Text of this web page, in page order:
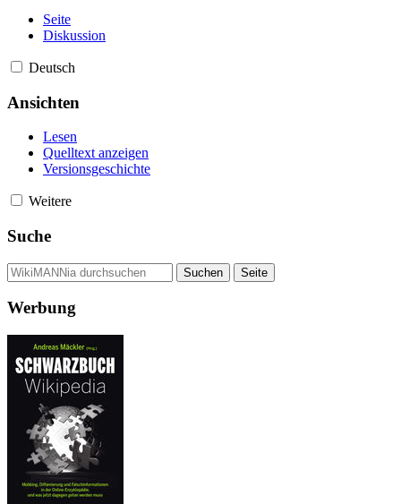
Seite
Diskussion
Deutsch
Ansichten
Lesen
Quelltext anzeigen
Versionsgeschichte
Weitere
Suche
Werbung